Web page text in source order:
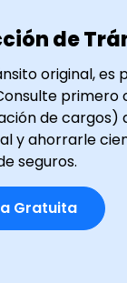
de
original, es
primero
de cargos)
y ahorrarle
seguros.
Gratuita